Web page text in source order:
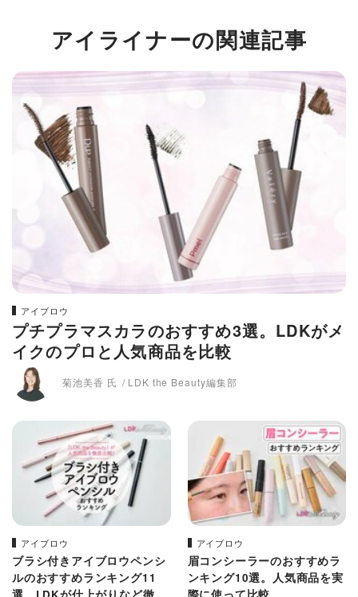
アイライナーの関連記事
アイブロウ
プチプラマスカラのおすすめ3選。LDKがメ
イクのプロと人気商品を比較
菊池美香 氏 LDK the Beauty編集部
アイブロウ
ブラシ付きアイブロウペンシ
ルのおすすめランキング11
アイブロウ
眉コンシーラーのおすすめラ
ンキング10選。人気商品を実